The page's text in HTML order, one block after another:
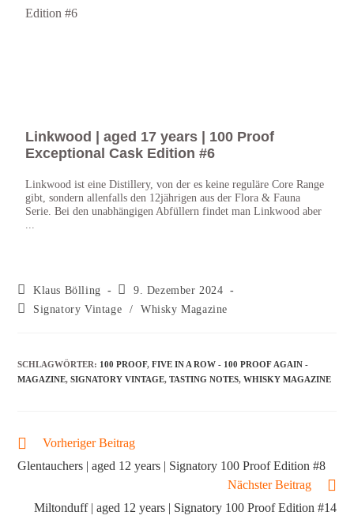
Linkwood | aged 17 years | 100 Proof
Exceptional Cask Edition #6
Linkwood ist eine Distillery, von der es keine reguläre Core Range
gibt, sondern allenfalls den 12jährigen aus der Flora & Fauna
Serie. Bei den unabhängigen Abfüllern findet man Linkwood aber
Klaus Bölling
9. Dezember 2024
Signatory Vintage
/ Whisky Magazine
SCHLAGWÖRTER: 100 PROOF, FIVE IN A ROW - 100 PROOF AGAIN -
MAGAZINE, SIGNATORY VINTAGE, TASTING NOTES, WHISKY MAGAZINE
Vorheriger Beitrag
Glentauchers | aged 12 years | Signatory 100 Proof Edition #8
Nächster Beitrag
Miltonduff | aged 12 years | Signatory 100 Proof Edition #14